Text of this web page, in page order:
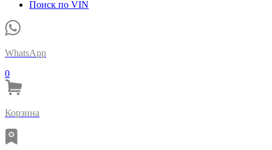
Поиск по VIN
WhatsApp
0
Корзина